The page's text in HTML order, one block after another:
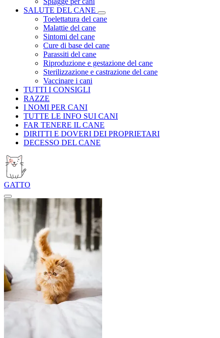
SALUTE DEL CANE
Toelettatura del cane
Malattie del cane
Sintomi del cane
Cure di base del cane
Parassiti del cane
Riproduzione e gestazione del cane
Sterilizzazione e castrazione del cane
Vaccinare i cani
TUTTI I CONSIGLI
RAZZE
I NOMI PER CANI
TUTTE LE INFO SUI CANI
FAR TENERE IL CANE
DIRITTI E DOVERI DEI PROPRIETARI
DECESSO DEL CANE
GATTO